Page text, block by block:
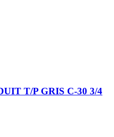
T/P GRIS C-30 3/4